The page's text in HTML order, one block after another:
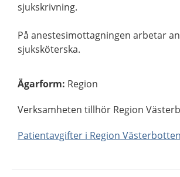
sjukskrivning.
På anestesimottagningen arbetar
sjuksköterska.
Ägarform: Region
Verksamheten tillhör Region
Patientavgifter i Region Västerbotten